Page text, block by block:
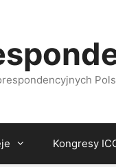
Kongresy